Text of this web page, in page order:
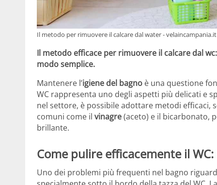
Il metodo per rimuovere il calcare dal water - velaincampania.it
Il metodo efficace per rimuovere il calcare dal
modo semplice.
Mantenere l’igiene del bagno è una questione
WC rappresenta uno degli aspetti più delicati e
nel settore, è possibile adottare metodi efficaci,
comuni come il vinagre(aceto) e il bicarbonato,
brillante.
Come pulire efficacemente il
Uno dei problemi più frequenti nel bagno